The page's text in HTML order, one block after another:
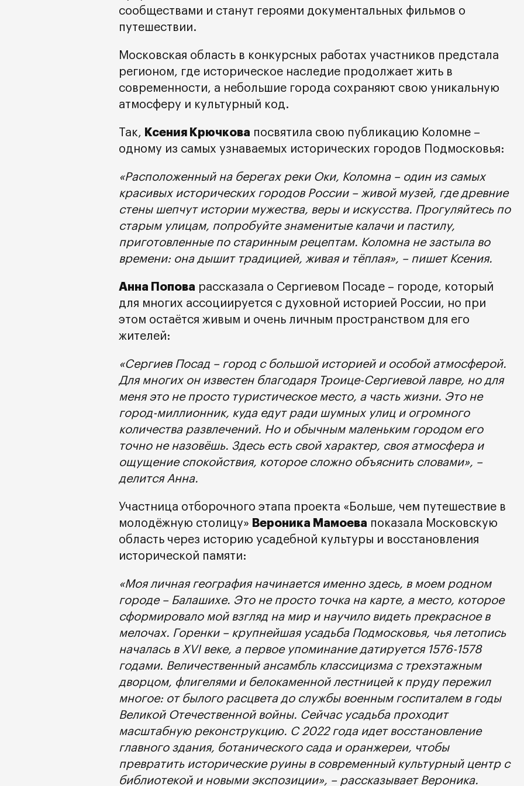
сообществами и станут героями документальных фильмов о
путешествии.
Московская область в конкурсных работах участников предстала
регионом, где историческое наследие продолжает жить в
современности, а небольшие города сохраняют свою уникальную
атмосферу и культурный код.
Так, Ксения Крючкова посвятила свою публикацию Коломне –
одному из самых узнаваемых исторических городов Подмосковья:
«Расположенный на берегах реки Оки, Коломна – один из самых
красивых исторических городов России – живой музей, где древние
стены шепчут истории мужества, веры и искусства. Прогуляйтесь по
старым улицам, попробуйте знаменитые калачи и пастилу,
приготовленные по старинным рецептам. Коломна не застыла во
времени: она дышит традицией, живая и тёплая», – пишет Ксения.
Анна Попова рассказала о Сергиевом Посаде – городе, который
для многих ассоциируется с духовной историей России, но при
этом остаётся живым и очень личным пространством для его
жителей:
«Сергиев Посад – город с большой историей и особой атмосферой.
Для многих он известен благодаря Троице-Сергиевой лавре, но для
меня это не просто туристическое место, а часть жизни. Это не
город-миллионник, куда едут ради шумных улиц и огромного
количества развлечений. Но и обычным маленьким городом его
точно не назовёшь. Здесь есть свой характер, своя атмосфера и
ощущение спокойствия, которое сложно объяснить словами», –
делится Анна.
Участница отборочного этапа проекта «Больше, чем путешествие в
молодёжную столицу» Вероника Мамоева показала Московскую
область через историю усадебной культуры и восстановления
исторической памяти:
«Моя личная география начинается именно здесь, в моем родном
городе – Балашихе. Это не просто точка на карте, а место, которое
сформировало мой взгляд на мир и научило видеть прекрасное в
мелочах. Горенки – крупнейшая усадьба Подмосковья, чья летопись
началась в XVI веке, а первое упоминание датируется 1576-1578
годами. Величественный ансамбль классицизма с трехэтажным
дворцом, флигелями и белокаменной лестницей к пруду пережил
многое: от былого расцвета до службы военным госпиталем в годы
Великой Отечественной войны. Сейчас усадьба проходит
масштабную реконструкцию. С 2022 года идет восстановление
главного здания, ботанического сада и оранжереи, чтобы
превратить исторические руины в современный культурный центр с
библиотекой и новыми экспозиции», – рассказывает Вероника.